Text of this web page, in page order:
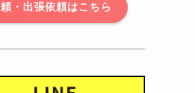
・出張依頼はこちら